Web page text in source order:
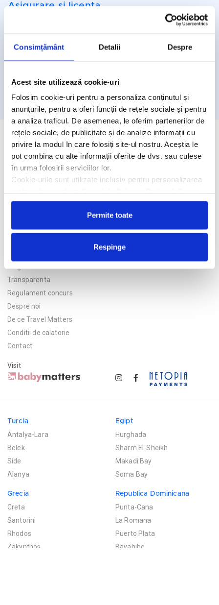
Consimțământ Detalii Despre
Acest site utilizează cookie-uri
Folosim cookie-uri pentru a personaliza conținutul și
anunțurile, pentru a oferi funcții de rețele sociale și pentru
a analiza traficul. De asemenea, le oferim partenerilor de
rețele sociale, de publicitate și de analize informații cu
privire la modul în care folosiți site-ul nostru. Aceștia le
pot combina cu alte informații oferite de dvs. sau culese
în urma folosirii serviciilor lor.
Cookie-urile sunt utilizate inclusiv pentru personalizarea
Permite toate
Respinge
Asigurare si licenta
Agentia Travel Matters functioneaza sub Licenta de Turism nr.
Agentia Travel Matters este asigurata la Omniasig cu Polita
Licenta de turism Asigurare
Transparenta
Regulament concurs
Despre noi
De ce Travel Matters
Conditii de calatorie
Contact
Visit
Turcia
Antalya-Lara
Belek
Side
Alanya
Egipt
Hurghada
Sharm El-Sheikh
Makadi Bay
Soma Bay
Grecia
Creta
Santorini
Rhodos
Zakynthos
Republica Dominicana
Punta-Cana
La Romana
Puerto Plata
Bayahibe